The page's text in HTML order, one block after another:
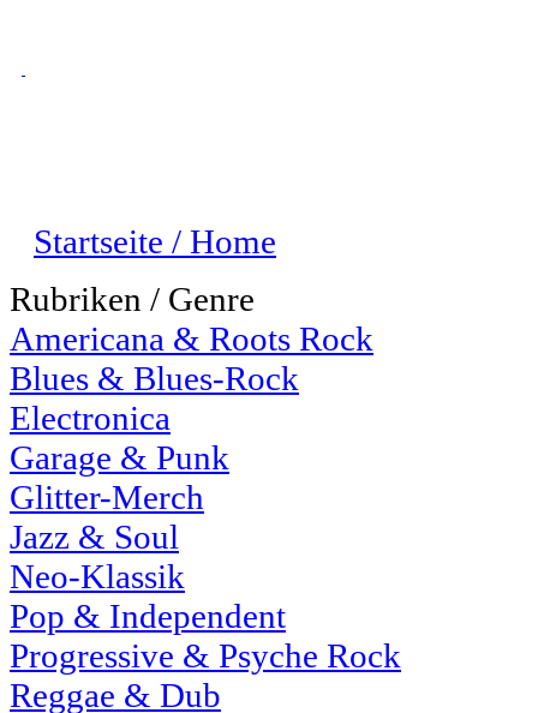
Startseite / Home
Rubriken / Genre
Americana & Roots Rock
Blues & Blues-Rock
Electronica
Garage & Punk
Glitter-Merch
Jazz & Soul
Neo-Klassik
Pop & Independent
Progressive & Psyche Rock
Reggae & Dub